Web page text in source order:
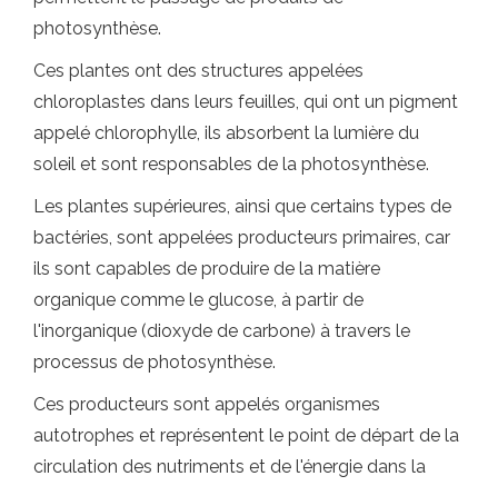
photosynthèse.
Ces plantes ont des structures appelées
chloroplastes dans leurs feuilles, qui ont un pigment
appelé chlorophylle, ils absorbent la lumière du
soleil et sont responsables de la photosynthèse.
Les plantes supérieures, ainsi que certains types de
bactéries, sont appelées producteurs primaires, car
ils sont capables de produire de la matière
organique comme le glucose, à partir de
l'inorganique (dioxyde de carbone) à travers le
processus de photosynthèse.
Ces producteurs sont appelés organismes
autotrophes et représentent le point de départ de la
circulation des nutriments et de l'énergie dans la